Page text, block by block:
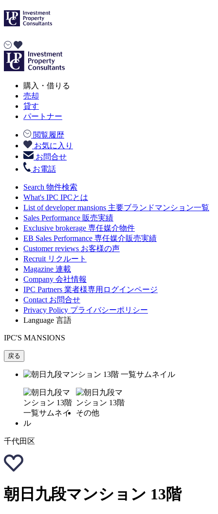
購入・借りる
売却
貸す
パートナー
閲覧履歴
お気に入り
お問合せ
お電話
Search 物件検索
What's IPC IPCとは
List of developer mansions 主要ブランドマンション一覧
Sales Performance 販売実績
Exclusive brokerage 専任媒介物件
EB Sales Performance 専任媒介販売実績
Customer reviews お客様の声
Recruit リクルート
Magazine 連載
Company 会社情報
IPC Partners 業者様専用ログインページ
Contact お問合せ
Privacy Policy プライバシーポリシー
Language 言語
IPC'S MANSIONS
戻る
千代田区
朝日九段マンション 13階